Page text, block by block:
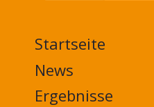
MAIN
NAVIGATION
FOOTER
Startseite
News
Ergebnisse